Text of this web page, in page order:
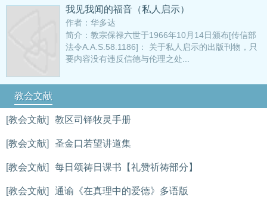
我见我闻的福音（私人启示）
作者：华多达
简介：教宗保禄六世于1966年10月14日颁布[传信部
法令A.A.S.58.1186]： 关于私人启示的出版刊物，只
要内容没有违反信德与伦理之处...
教会文献
[教会文献] 教区司铎牧灵手册
[教会文献] 圣金口若望讲道集
[教会文献] 每日颂祷日课书【礼赞祈祷部分】
[教会文献] 通谕《在真理中的爱德》多语版